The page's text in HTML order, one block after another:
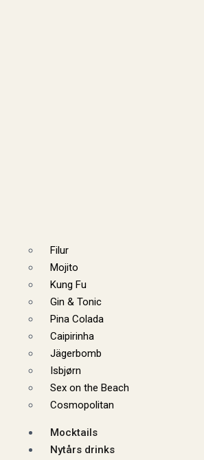
Filur
Mojito
Kung Fu
Gin & Tonic
Pina Colada
Caipirinha
Jägerbomb
Isbjørn
Sex on the Beach
Cosmopolitan
Mocktails
Nytårs drinks